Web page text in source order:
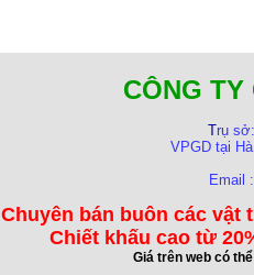
CÔNG TY
Trụ
VPGD tại
Email
Chuyên bán buôn các
Chiết khấu cao từ
Giá trên web có